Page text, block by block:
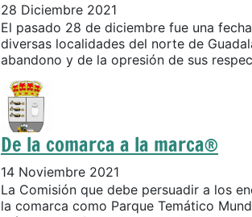
28 Diciembre 2021
El pasado 28 de diciembre fue una
diversas localidades del norte de
abandono y de la opresión de sus
De la comarca a la marca®
14 Noviembre 2021
La Comisión que debe persuadir a los
la comarca como Parque Temático